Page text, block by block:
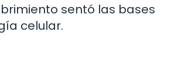
sentó las bases
celular.